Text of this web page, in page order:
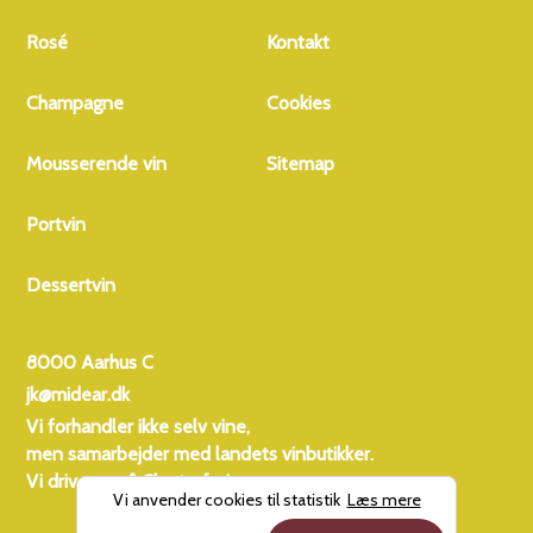
akacieblomst, bregner,
æbler, ananas og kanel.
smøragtige toner fra
skaldyr, fisk, fjerkræ,
kalvekød og
blåskimmeloste.
Rosé
Champagne
Mousserende vin
Portvin
Dessertvin
Kontakt
Cookies
Sitemap
8000 Aarhus C
jk@midear.dk
Vi forhandler ikke selv vine,
men samarbejder med landets vinbutikker.
Vi driver også Charterferien
Vi anvender cookies til statistik Læs mere